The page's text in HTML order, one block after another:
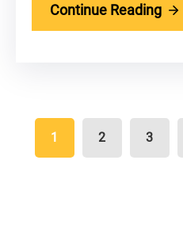
Continue Reading
1 2 3